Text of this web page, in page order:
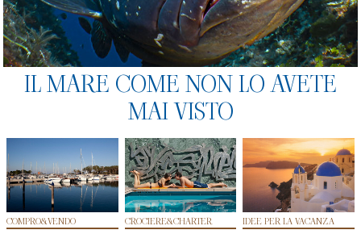
IL MARE COME NON LO AVETE
MAI VISTO
COMPRO&VENDO CROCIERE&CHARTER IDEE PER LA VACANZA